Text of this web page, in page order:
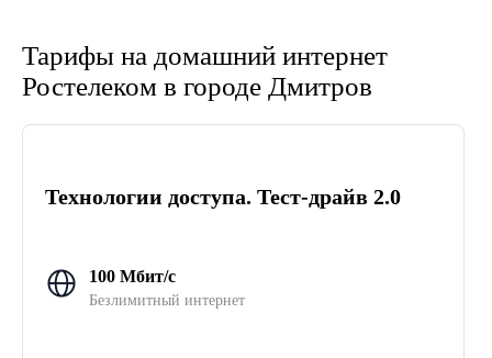
Тарифы на домашний интернет
Ростелеком в городе Дмитров
Технологии доступа. Тест-драйв 2.0
100 Мбит/с
Безлимитный интернет